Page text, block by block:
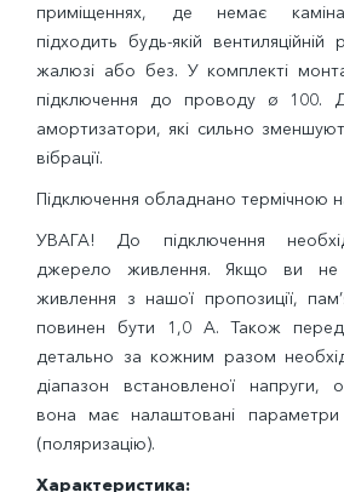
приміщеннях, де немає
підходить будь-якій вентиляційній
жалюзі або без. У комплекті
підключення до проводу ø 100.
амортизатори, які сильно
вібрації.
Підключення обладнано термічною
УВАГА! До підключення
джерело живлення. Якщо ви не
живлення з нашої пропозиції,
повинен бути 1,0 А. Також перед
детально за кожним разом
діапазон встановленої напруги,
вона має налаштовані параметри
(поляризацію).
Характеристика: